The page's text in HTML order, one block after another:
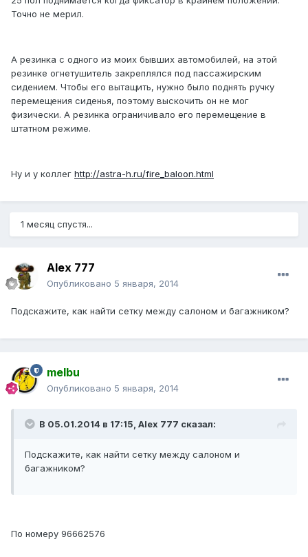
Точно не мерил.
А резинка с одного из моих бывших автомобилей, на этой
резинке огнетушитель закреплялся под пассажирским
сидением. Чтобы его вытащить, нужно было поднять ручку
перемещения сиденья, поэтому выскочить он не мог
физически. А резинка ограничивало его перемещение в
штатном режиме.
Ну и у коллег http://astra-h.ru/fire_baloon.html
1 месяц спустя...
Alex 777
Опубликовано 5 января, 2014
Подскажите, как найти сетку между салоном и багажником?
melbu
Опубликовано 5 января, 2014
В 05.01.2014 в 17:15, Alex 777 сказал:
Подскажите, как найти сетку между салоном и
багажником?
По номеру 96662576